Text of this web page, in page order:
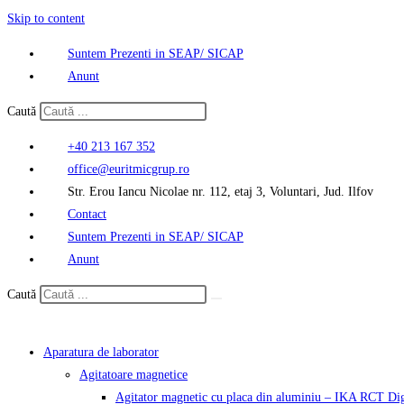
Skip to content
Suntem Prezenti in SEAP/ SICAP
Anunt
Caută
+40 213 167 352
office@euritmicgrup.ro
Str. Erou Iancu Nicolae nr. 112, etaj 3, Voluntari, Jud. Ilfov
Contact
Suntem Prezenti in SEAP/ SICAP
Anunt
Caută
Aparatura de laborator
Agitatoare magnetice
Agitator magnetic cu placa din aluminiu – IKA RCT